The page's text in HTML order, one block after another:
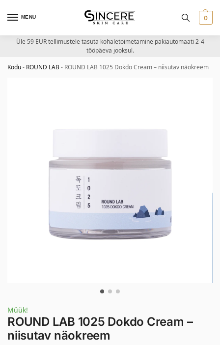
MENU 0
Üle 59 EUR tellimustele tasuta kohaletoimetamine pakiautomaati 2-4
tööpäeva jooksul.
Kodu- ROUND LAB- ROUND LAB 1025 Dokdo Cream – niisutav näokreem
Müük!
ROUND LAB 1025 Dokdo Cream –
niisutav näokreem